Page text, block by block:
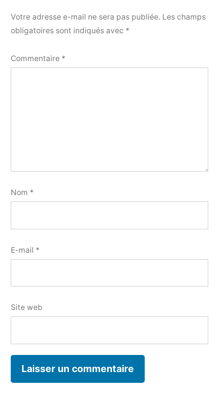
Votre adresse e-mail ne sera pas publiée. Les champs
obligatoires sont indiqués avec *
Commentaire *
Nom *
E-mail *
Site web